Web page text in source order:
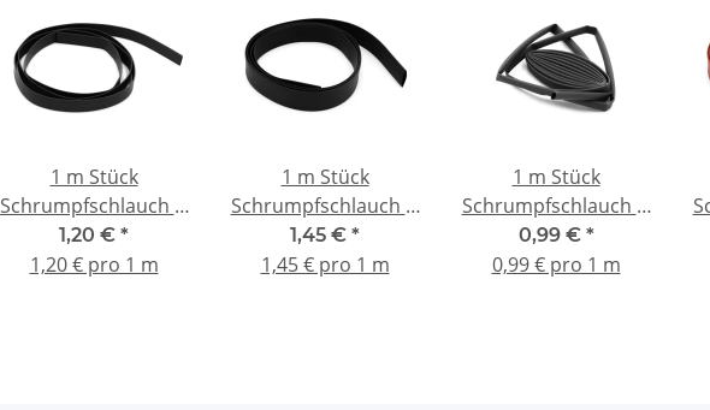
1 m Stück
Schrumpfschlauch Ø
7 mm schwarz
1,20 € *
1,20 € pro 1 m
1 m Stück
Schrumpfschlauch Ø
10 mm schwarz
1,45 € *
1,45 € pro 1 m
1 m Stück
Schrumpfschlauch Ø
3 mm schwarz
0,99 € *
0,99 € pro 1 m